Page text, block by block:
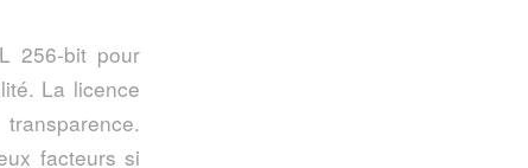
256-bit pour
La licence
facteurs si